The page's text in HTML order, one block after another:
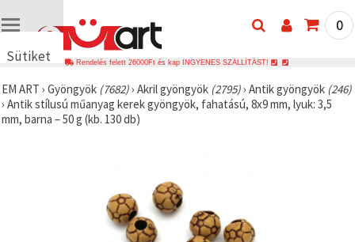
Sütiket
🍪 Cookie-
kat és
hasonló
0
Rendelés felett 26000Ft és kap INGYENES SZÁLLÍTÁST!
EM ART › Gyöngyök (7682)› Akril gyöngyök (2795)› Antik gyöngyök (246)
› Antik stílusú műanyag kerek gyöngyök, fahatású, 8x9 mm, lyuk: 3,5
mm, barna – 50 g (kb. 130 db)